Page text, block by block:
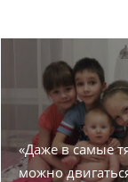
«Даже в самые
можно